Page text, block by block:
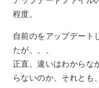
程度。
自前のをアップデート
たが、、、
正直、違いはわからな
らないのか、それとも